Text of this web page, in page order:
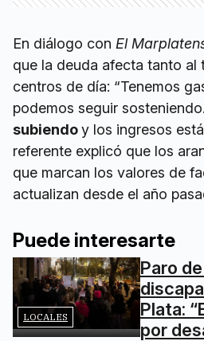
En diálogo con El
que la deuda afecta tanto al
centros de día: “Tenemos
podemos seguir sosteniendo.
subiendoy los ingresos
referente explicó que los
que marcan los valores de
actualizan desde el año
Puede interesarte
LOCALES
Paro
Plata:
por